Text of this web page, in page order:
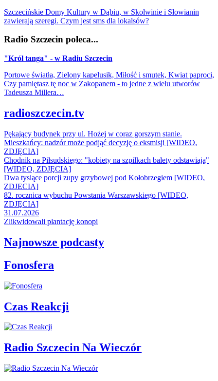
Szczecińskie Domy Kultury w Dąbiu, w Skolwinie i Słowianin
zawierają szeregi. Czym jest sms dla lokalsów?
Radio Szczecin poleca...
"Król tanga" - w Radiu Szczecin
Portowe światła, Zielony kapelusik, Miłość i smutek, Kwiat paproci,
Czy pamiętasz tę noc w Zakopanem - to jedne z wielu utworów
Tadeusza Millera…
radioszczecin.tv
Pękający budynek przy ul. Hożej w coraz gorszym stanie.
Mieszkańcy: nadzór może podjąć decyzję o eksmisji [WIDEO,
ZDJĘCIA]
Chodnik na Piłsudskiego: "kobiety na szpilkach balety odstawiają"
[WIDEO, ZDJĘCIA]
Dwa tysiące porcji zupy grzybowej pod Kołobrzegiem [WIDEO,
ZDJECIA]
82. rocznica wybuchu Powstania Warszawskiego [WIDEO,
ZDJĘCIA]
31.07.2026
Zlikwidowali plantację konopi
Najnowsze podcasty
Fonosfera
Czas Reakcji
Radio Szczecin Na Wieczór